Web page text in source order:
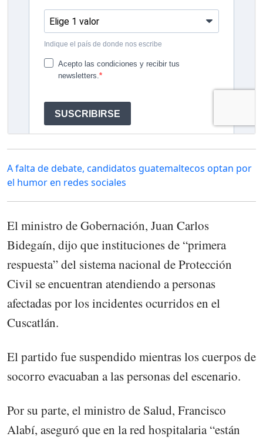
A falta de debate, candidatos guatemaltecos optan por
el humor en redes sociales
El ministro de Gobernación, Juan Carlos
Bidegaín, dijo que instituciones de “primera
respuesta” del sistema nacional de Protección
Civil se encuentran atendiendo a personas
afectadas por los incidentes ocurridos en el
Cuscatlán.
El partido fue suspendido mientras los cuerpos de
socorro evacuaban a las personas del escenario.
Por su parte, el ministro de Salud, Francisco
Alabí, aseguró que en la red hospitalaria “están